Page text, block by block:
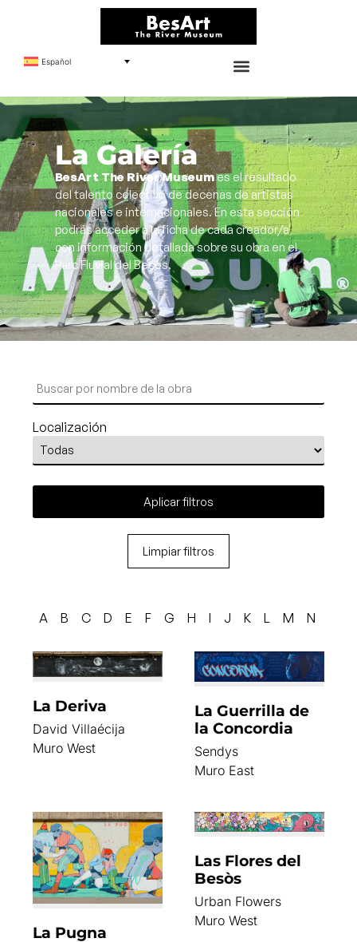
Español
La Galería
BesArt The River Museumes el resultado
del talento colectivo de decenas de artistas
nacionales e internacionales. En esta sección
podrás acceder a la ficha de cada creador/a
con información detallada sobre su obra en el
Parc Fluvial del Besòs.
Localización
Aplicar filtros
Limpiar filtros
A B C D E F G H I J K L M N
La Deriva
David Villaécija
Muro West
La Guerrilla de
la Concordia
Sendys
Muro East
La Pugna
Las Flores del
Besòs
Urban Flowers
Muro West